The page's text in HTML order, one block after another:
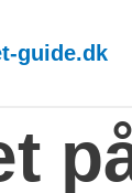
guide.dk